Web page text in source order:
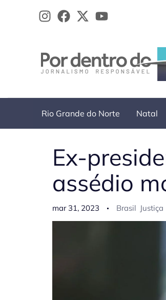
Rio Grande do Norte Natal
Ex-
assédio
mar 31, 2023 Brasil Justiça